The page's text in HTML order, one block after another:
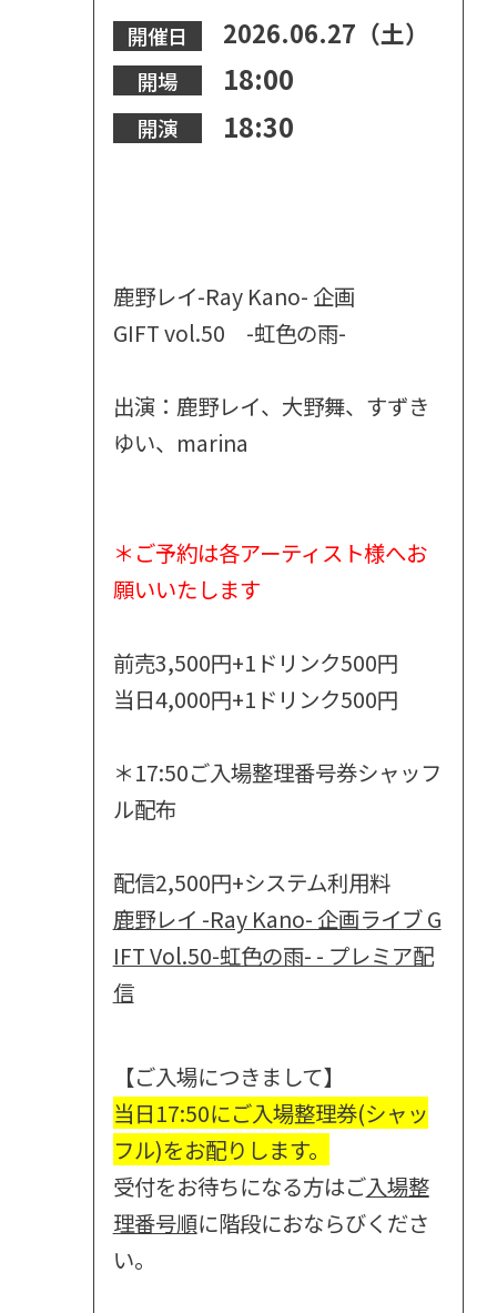
開催日 2026.06.27（土）
開場 18:00
開演 18:30
鹿野レイ-Ray Kano- 企画
GIFT vol.50 -虹色の雨-
出演：鹿野レイ、大野舞、すずき
ゆい、marina
＊ご予約は各アーティスト様へお
願いいたします
前売3,500円+1ドリンク500円
当日4,000円+1ドリンク500円
＊17:50ご入場整理番号券シャッフ
ル配布
配信2,500円+システム利用料
鹿野レイ -Ray Kano- 企画ライブ G
IFT Vol.50-虹色の雨- - プレミア配
信
【ご入場につきまして】
当日17:50にご入場整理券(シャッ
フル)をお配りします。
受付をお待ちになる方はご入場整
理番号順に階段におならびくださ
い。